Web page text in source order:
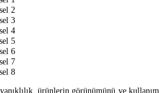
ürünlerin görünümünü ve kullanım